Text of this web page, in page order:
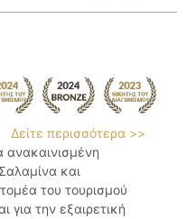
Δείτε περισσότερα >>
ανακαινισμένη
και
του τουρισμού
για την εξαιρετική